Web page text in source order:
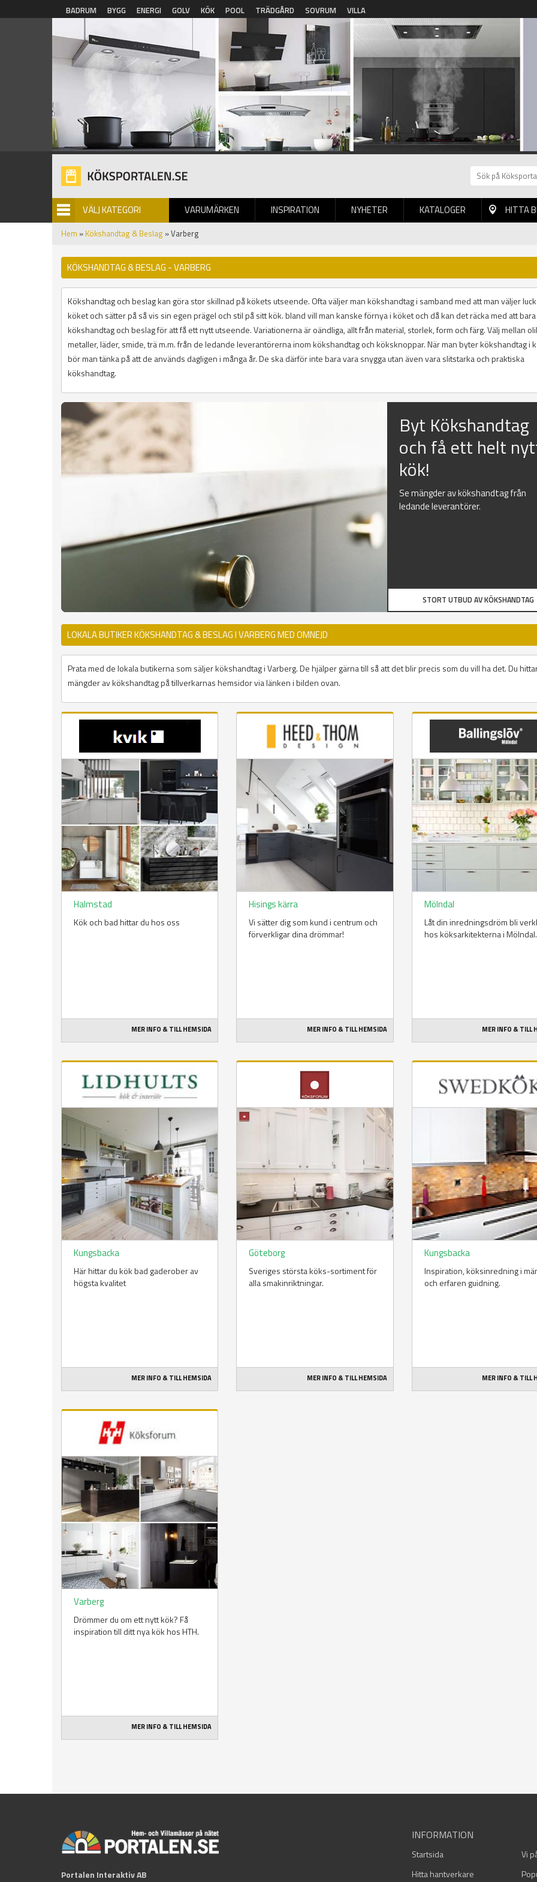
Hoppa till huvudinnehåll
BADRUM BYGG ENERGI GOLV KÖK POOL TRÄDGÅRD SOVRUM VILLA
VÄLJ KATEGORI VARUMÄRKEN INSPIRATION NYHETER
BILDGALLERI KATALOGER HITTA
Hem » Kökshandtag & Beslag » Varberg
KÖKSHANDTAG & BESLAG - VARBERG
Kökshandtag och beslag kan göra stor skillnad på kökets utseende. Ofta väljer man kökshandtag i samband med att man väljer
köket och sätter på så vis sin egen prägel och stil på sitt kök. bland vill man kanske förnya i köket och då kan det räcka med att
kökshandtag och beslag för att få ett nytt utseende. Variationerna är oändliga, allt från material, storlek, form och färg. Välj mellan
metaller, läder, smide, trä m.m. från de ledande leverantörerna inom kökshandtag och köksknoppar. När man byter kökshandtag i
bör man tänka på att de används dagligen i många år. De ska därför inte bara vara snygga utan även vara slitstarka och praktiska
kökshandtag.
Byt Kökshandtag
och få ett helt
kök!
Se mängder av kökshandtag från
ledande leverantörer.
STORT UTBUD AV KÖKSHANDTAG
LOKALA BUTIKER KÖKSHANDTAG & BESLAG I VARBERG MED OMNEJD
Prata med de lokala butikerna som säljer kökshandtag i Varberg. De hjälper gärna till så att det blir precis som du vill ha det. Du
mängder av kökshandtag på tillverkarnas hemsidor via länken i bilden ovan.
Halmstad
Kök och bad hittar du hos oss
MER INFO & TILL HEMSIDA
Hisings kärra
Vi sätter dig som kund i centrum och
förverkligar dina drömmar!
MER INFO & TILL HEMSIDA
Mölndal
Låt din inredningsdröm bli
hos köksarkitekterna i Mölndal.
MER INFO & TILL
Kungsbacka
Här hittar du kök bad gaderober av
högsta kvalitet
MER INFO & TILL HEMSIDA
Göteborg
Sveriges största köks-sortiment för
alla smakinriktningar.
MER INFO & TILL HEMSIDA
Kungsbacka
Inspiration, köksinredning i
och erfaren guidning.
MER INFO & TILL
Varberg
Drömmer du om ett nytt kök? Få
inspiration till ditt nya kök hos HTH.
MER INFO & TILL HEMSIDA
Portalen Interaktiv AB
INFORMATION
Startsida
Vi
Hitta hantverkare